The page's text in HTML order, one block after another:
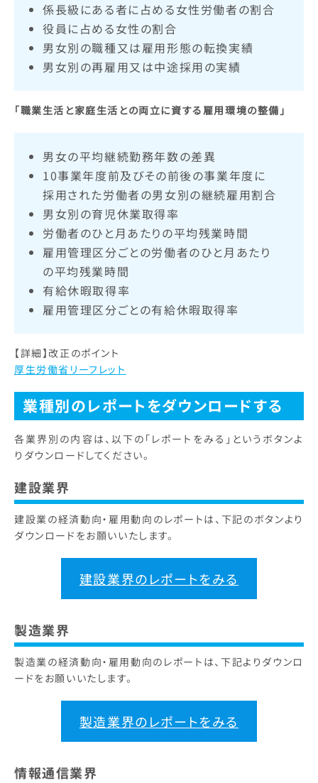
係長級にある者に占める女性労働者の割合​
役員に占める女性の割合​
男女別の職種又は雇用形態の転換実績
​男女別の再雇用又は中途採用の実績​
「職業生活と家庭生活との両立に資する雇用環境の整備」
男女の平均継続勤務年数の差異​
10事業年度前及びその前後の事業年度に
採用された労働者の男女別の継続雇用割合​
男女別の育児休業取得率​
労働者のひと月あたりの平均残業時間​
雇用管理区分ごとの労働者のひと月あたり
の平均残業時間​
有給休暇取得率​
雇用管理区分ごとの有給休暇取得率
【詳細】改正のポイント​
厚生労働省リーフレット
業種別のレポートをダウンロードする
各業界別の内容は、以下の「レポートをみる」というボタンよ
りダウンロードしてください。
建設業界
建設業の経済動向・雇用動向のレポートは、下記のボタンより
ダウンロードをお願いいたします。
建設業界のレポートをみる
製造業界
製造業の経済動向・雇用動向のレポートは、下記よりダウンロ
ードをお願いいたします。
製造業界のレポートをみる
情報通信業界